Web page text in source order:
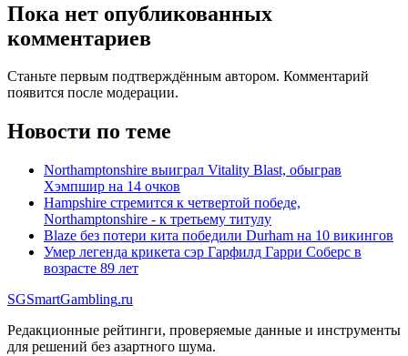
Пока нет опубликованных
комментариев
Станьте первым подтверждённым автором. Комментарий
появится после модерации.
Новости по теме
Northamptonshire выиграл Vitality Blast, обыграв
Хэмпшир на 14 очков
Hampshire стремится к четвертой победе,
Northamptonshire - к третьему титулу
Blaze без потери кита победили Durham на 10 викингов
Умер легенда крикета сэр Гарфилд Гарри Соберс в
возрасте 89 лет
SGSmartGambling.ru
Редакционные рейтинги, проверяемые данные и инструменты
для решений без азартного шума.